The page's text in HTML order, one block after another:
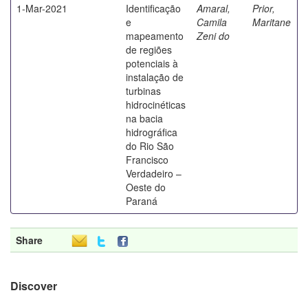
1-Mar-2021
Identificação
e
mapeamento
de regiões
potenciais à
instalação de
turbinas
hidrocinéticas
na bacia
hidrográfica
do Rio São
Francisco
Verdadeiro –
Oeste do
Paraná
Amaral,
Camila
Zeni do
Prior,
Maritane
Share
Discover